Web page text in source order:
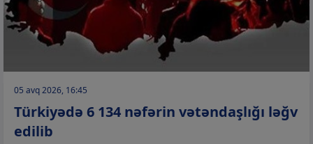
05 avq 2026, 16:45
Türkiyədə 6 134 nəfərin vətəndaşlığı ləğv
edilib